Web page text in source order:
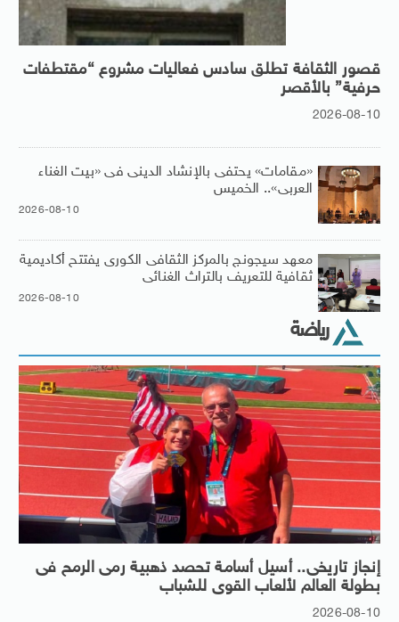
قصور الثقافة تطلق سادس فعاليات مشروع “مقتطفات
حرفية” بالأقصر
2026-08-10
«مقامات» يحتفى بالإنشاد الدينى فى «بيت الغناء
العربى».. الخميس
2026-08-10
معهد سيجونج بالمركز الثقافى الكورى يفتتح أكاديمية
ثقافية للتعريف بالتراث الغنائى
2026-08-10
رياضة
إنجاز تاريخى.. أسيل أسامة تحصد ذهبية رمى الرمح فى
بطولة العالم لألعاب القوى للشباب
2026-08-10